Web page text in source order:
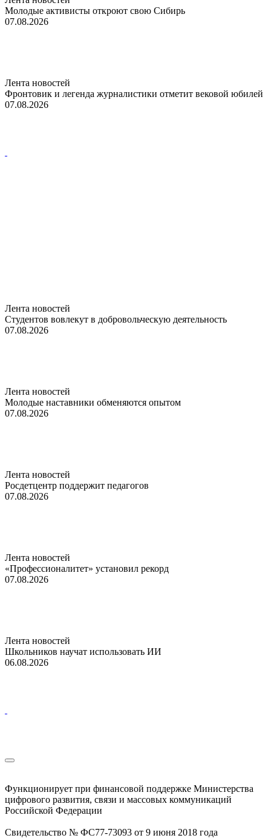
Молодые активисты откроют свою Сибирь
07.08.2026
Лента новостей
Фронтовик и легенда журналистики отметит вековой юбилей
07.08.2026
Лента новостей
Студентов вовлекут в добровольческую деятельность
07.08.2026
Лента новостей
Молодые наставники обменяются опытом
07.08.2026
Лента новостей
Росдетцентр поддержит педагогов
07.08.2026
Лента новостей
«Профессионалитет» установил рекорд
07.08.2026
Лента новостей
Школьников научат использовать ИИ
06.08.2026
Функционирует при финансовой поддержке Министерства
цифрового развития, связи и массовых коммуникаций
Российской Федерации
Свидетельство № ФС77-73093 от 9 июня 2018 года